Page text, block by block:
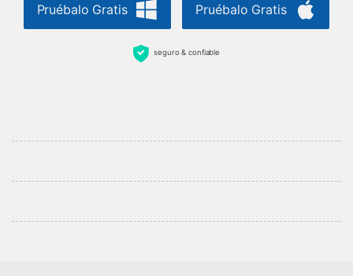
Pruébalo Gratis Pruébalo Gratis
seguro & confiable